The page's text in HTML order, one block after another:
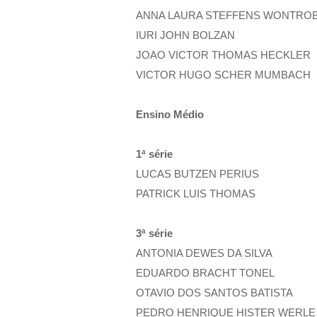
ANNA LAURA STEFFENS
IURI JOHN BOLZAN
JOAO VICTOR THOMAS HECKLER
VICTOR HUGO SCHER MUMBACH
Ensino Médio
1ª série
LUCAS BUTZEN PERIUS
PATRICK LUIS THOMAS
3ª série
ANTONIA DEWES DA SILVA
EDUARDO BRACHT TONEL
OTAVIO DOS SANTOS BATISTA
PEDRO HENRIQUE HISTER WERLE